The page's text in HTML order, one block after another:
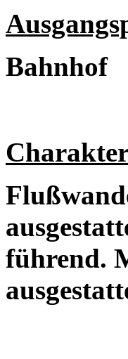
Bahnhof
führend.